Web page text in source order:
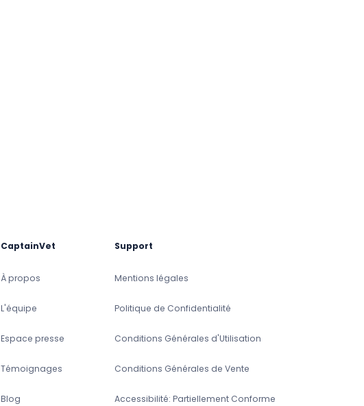
CaptainVet
À propos
L'équipe
Espace presse
Témoignages
Blog
Support
Mentions légales
Politique de Confidentialité
Conditions Générales d'Utilisation
Conditions Générales de Vente
Accessibilité: Partiellement Conforme